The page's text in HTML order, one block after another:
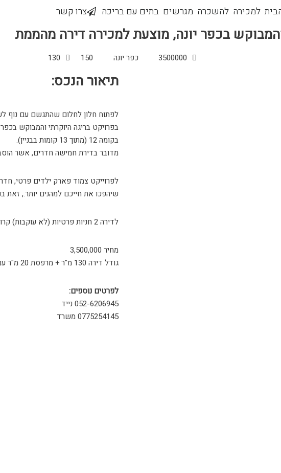
למכירה להשכרה מגרשים בתים עם בריכה צרו קשר
בכפר יונה, מוצעת למכירה דירה מהממת
3500000 כפר יונה 150
130
תיאור הנכס:
לפתוח חלון לחלום שהתגשם עם נוף
בפרויקט בריגה היוקרתי והמבוקש
בקומה 12 (מתוך 13 קומות בבניין).
מדובר בדירת חמישה חדרים, אשר הוסבה לדירת 4 חדרים לצורך
לפרוייקט צמוד פארק ילדים פרטי, חדר
שיהפכו את חייכם למהנים יותר., זאת
לדירה 2 חניות פרטיות (לא עוקבות) קרובות למעלית.
מחיר 3,500,000
גודל דירה 130 מ"ר + מרפסת 20 מ"ר עם מחסן צמוד לדירה
לפרטים נוספים:
052-6206945 נייד
0775254145 משרד